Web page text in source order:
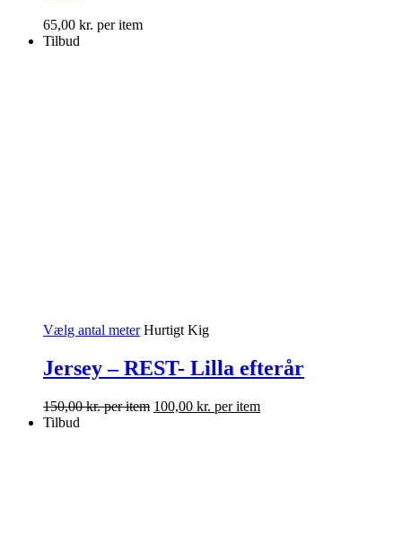
65,00 kr. per item
Tilbud
Vælg antal meter Hurtigt Kig
Jersey – REST- Lilla efterår
150,00kr.per item 100,00 kr. per item
Tilbud